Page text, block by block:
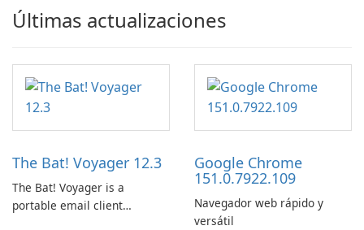
Últimas actualizaciones
The Bat! Voyager 12.3
The Bat! Voyager is a
portable email client
Google Chrome
151.0.7922.109
Navegador web rápido y
versátil